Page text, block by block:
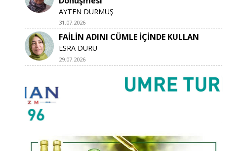
AYTEN DURMUŞ
31.07.2026
FAİLİN ADINI CÜMLE İÇİNDE KULLAN
ESRA DURU
29.07.2026